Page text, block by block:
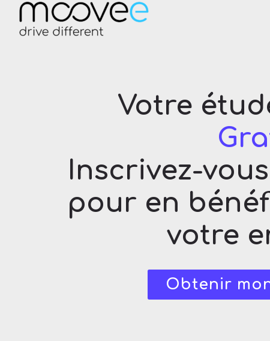
Votre
Inscrivez-
pour en
votre
Obtenir